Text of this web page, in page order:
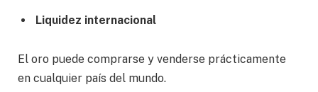
Liquidez internacional
El oro puede comprarse y venderse prácticamente
en cualquier país del mundo.